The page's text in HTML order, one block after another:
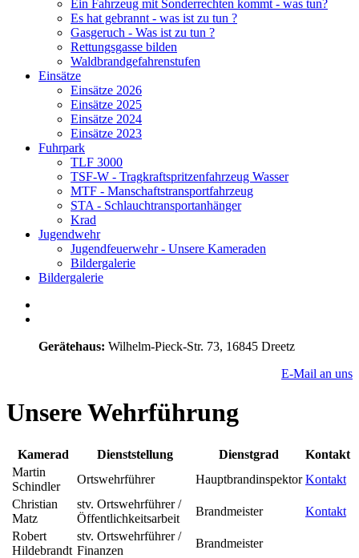
Ein Fahrzeug mit Sonderrechten kommt - was tun?
Es hat gebrannt - was ist zu tun ?
Gasgeruch - Was ist zu tun ?
Rettungsgasse bilden
Waldbrandgefahrenstufen
Einsätze
Einsätze 2026
Einsätze 2025
Einsätze 2024
Einsätze 2023
Fuhrpark
TLF 3000
TSF-W - Tragkraftspritzenfahrzeug Wasser
MTF - Manschaftstransportfahrzeug
STA - Schlauchtransportanhänger
Krad
Jugendwehr
Jugendfeuerwehr - Unsere Kameraden
Bildergalerie
Bildergalerie
Gerätehaus: Wilhelm-Pieck-Str. 73, 16845 Dreetz
E-Mail an uns
Unsere Wehrführung
Kamerad Dienststellung Dienstgrad
Kontakt
Martin
Schindler
Ortswehrführer Hauptbrandinspektor Kontakt
Christian
Matz
stv. Ortswehrführer /
Öffentlichkeitsarbeit
Brandmeister
Kontakt
Robert
Hildebrandt
stv. Ortswehrführer /
Finanzen
Brandmeister